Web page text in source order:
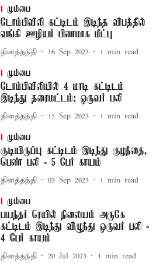
மும்பை
டோம்பிவிலி கட்டிடம் இடிந்த விபத்தில்
வங்கி ஊழியர் பிணமாக மீட்பு
தினத்தந்தி 16 Sep 2023 1 min read
மும்பை
டோம்பிவிலியில் 4 மாடி கட்டிடம்
இடிந்து தரைமட்டம்; ஒருவர் பலி
தினத்தந்தி 15 Sep 2023 1 min read
மும்பை
குடியிருப்பு கட்டிடம் இடிந்து குழந்தை,
பெண் பலி - 5 பேர் காயம்
தினத்தந்தி 03 Sep 2023 1 min read
மும்பை
பயந்தர் ரெயில் நிலையம் அருகே
கட்டிடம் இடிந்து விழுந்து ஒருவர் பலி -
4 பேர் காயம்
தினத்தந்தி 20 Jul 2023 1 min read